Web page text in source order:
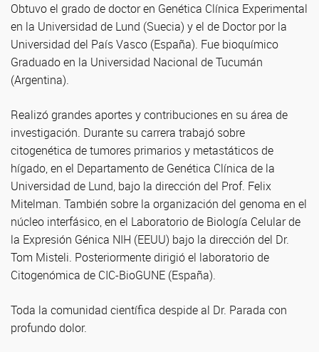
Obtuvo el grado de doctor en Genética Clínica Experimental
en la Universidad de Lund (Suecia) y el de Doctor por la
Universidad del País Vasco (España). Fue bioquímico
Graduado en la Universidad Nacional de Tucumán
(Argentina).
Realizó grandes aportes y contribuciones en su área de
investigación. Durante su carrera trabajó sobre
citogenética de tumores primarios y metastáticos de
hígado, en el Departamento de Genética Clínica de la
Universidad de Lund, bajo la dirección del Prof. Felix
Mitelman. También sobre la organización del genoma en el
núcleo interfásico, en el Laboratorio de Biología Celular de
la Expresión Génica NIH (EEUU) bajo la dirección del Dr.
Tom Misteli. Posteriormente dirigió el laboratorio de
Citogenómica de CIC-BioGUNE (España).
Toda la comunidad científica despide al Dr. Parada con
profundo dolor.